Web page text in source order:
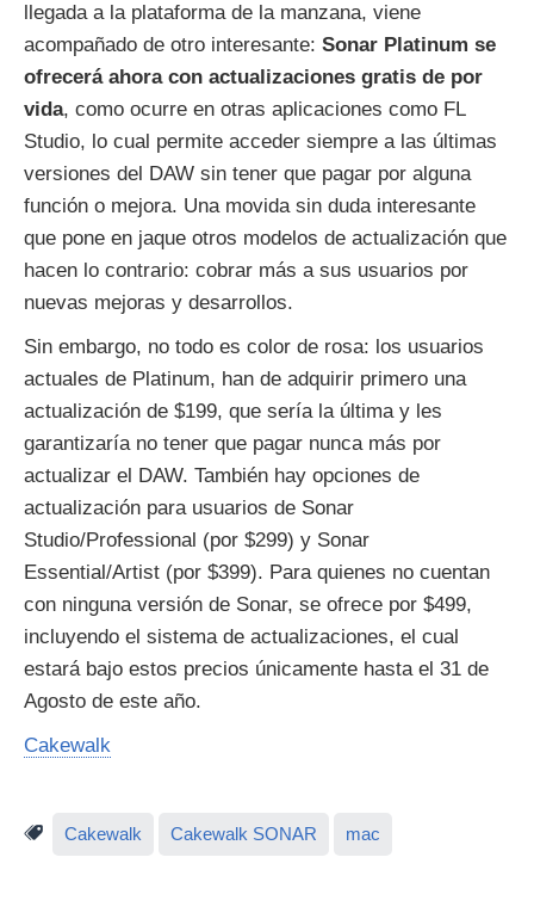
llegada a la plataforma de la manzana, viene
acompañado de otro interesante: Sonar Platinum se
ofrecerá ahora con actualizaciones gratis de por
vida, como ocurre en otras aplicaciones como FL
Studio, lo cual permite acceder siempre a las últimas
versiones del DAW sin tener que pagar por alguna
función o mejora. Una movida sin duda interesante
que pone en jaque otros modelos de actualización que
hacen lo contrario: cobrar más a sus usuarios por
nuevas mejoras y desarrollos.
Sin embargo, no todo es color de rosa: los usuarios
actuales de Platinum, han de adquirir primero una
actualización de $199, que sería la última y les
garantizaría no tener que pagar nunca más por
actualizar el DAW. También hay opciones de
actualización para usuarios de Sonar
Studio/Professional (por $299) y Sonar
Essential/Artist (por $399). Para quienes no cuentan
con ninguna versión de Sonar, se ofrece por $499,
incluyendo el sistema de actualizaciones, el cual
estará bajo estos precios únicamente hasta el 31 de
Agosto de este año.
Cakewalk
Cakewalk Cakewalk SONAR mac